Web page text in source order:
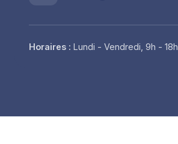
Horaires : Lundi - Vendredi, 9h - 18h